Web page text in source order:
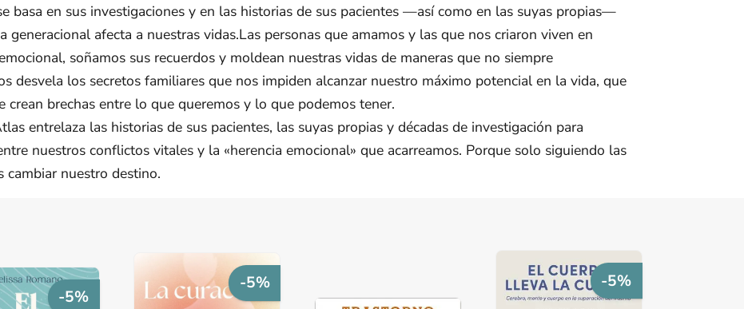
basa en sus investigaciones y en las historias de sus pacientes —así como en las suyas propias—
generacional afecta a nuestras vidas.Las personas que amamos y las que nos criaron viven en
soñamos sus recuerdos y moldean nuestras vidas de maneras que no siempre
desvela los secretos familiares que nos impiden alcanzar nuestro máximo potencial en la vida, que
crean brechas entre lo que queremos y lo que podemos tener.
entrelaza las historias de sus pacientes, las suyas propias y décadas de investigación para
nuestros conflictos vitales y la «herencia emocional» que acarreamos. Porque solo siguiendo las
cambiar nuestro destino.
-5%
-5% -5%